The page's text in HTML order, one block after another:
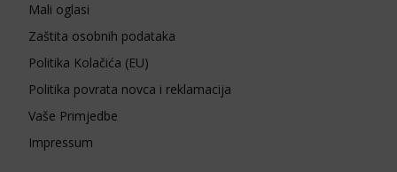
Mali oglasi
Zaštita osobnih podataka
Politika Kolačića (EU)
Politika povrata novca i reklamacija
Vaše Primjedbe
Impressum